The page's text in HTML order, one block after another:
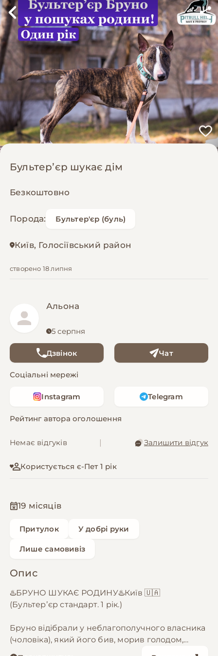
Бультерʼєр шукає дім
Безкоштовно
Порода: Бультер'єр (буль)
Київ, Голосіївський район
створено 18 липня
Альона
5 серпня
Дзвінок Чат
Соціальні мережі
Instagram Telegram
Рейтинг автора оголошення
Немає відгуків Залишити відгук
Користується є-Пет 1 рік
19 місяців
Притулок У добрі руки
Лише самовивіз
Опис
♨️БРУНО ШУКАЄ РОДИНУ♨️Київ 🇺🇦
(Бультерʼєр стандарт. 1 рік.)
Бруно відібрали у неблагополучного власника
(чоловіка), який його бив, морив голодом,